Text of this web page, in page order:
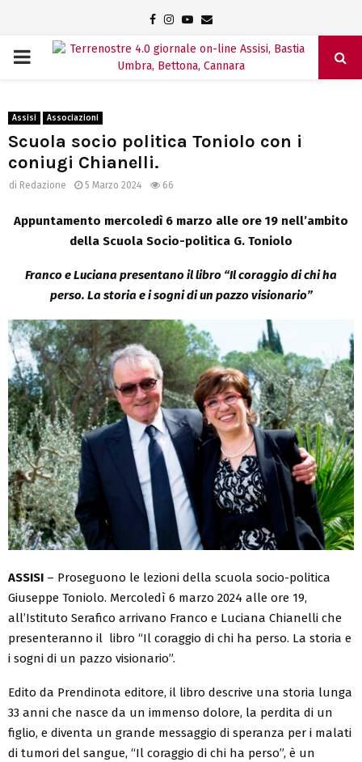
Facebook
Instagram
Youtube
Email
PRIMARY
Assisi Associazioni
Scuola socio politica Toniolo con i
coniugi Chianelli.
di Redazione 5 Marzo 2024 66
Appuntamento mercoledì 6 marzo alle ore 19 nell’ambito
della Scuola Socio-politica G. Toniolo
Franco e Luciana presentano il libro “Il coraggio di chi ha
perso. La storia e i sogni di un pazzo visionario”
ASSISI – Proseguono le lezioni della scuola socio-politica
Giuseppe Toniolo. Mercoledì 6 marzo 2024 alle ore 19,
all’Istituto Serafico arrivano Franco e Luciana Chianelli che
presenteranno il libro “Il coraggio di chi ha perso. La storia e
i sogni di un pazzo visionario”.
Edito da Prendinota editore, il libro descrive una storia lunga
33 anni che nasce da un immenso dolore, la perdita di un
figlio, e diventa un grande messaggio di speranza per i malati
di tumori del sangue, “Il coraggio di chi ha perso”, è un